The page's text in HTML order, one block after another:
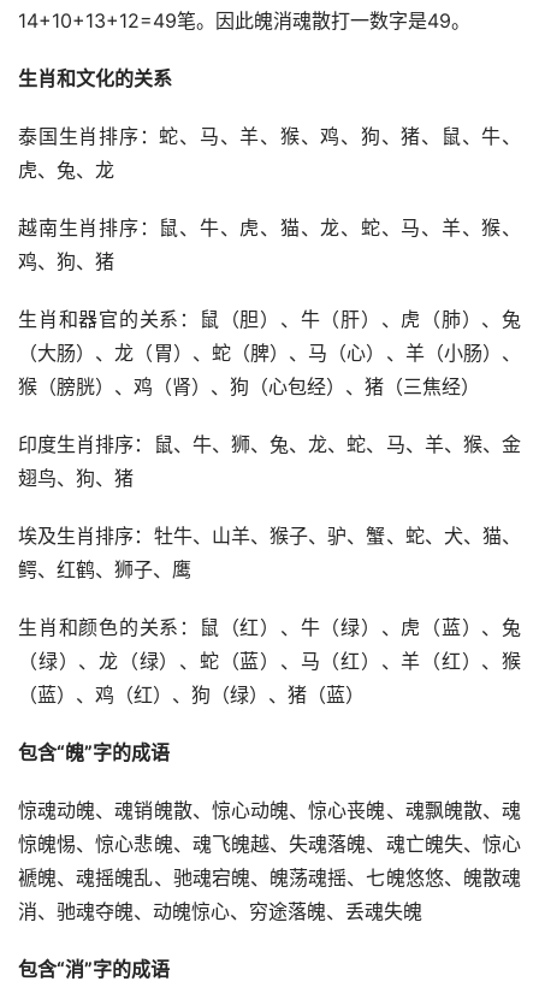
14+10+13+12=49笔。因此魄消魂散打一数字是49。
生肖和文化的关系
泰国生肖排序：蛇、马、羊、猴、鸡、狗、猪、鼠、牛、
虎、兔、龙
越南生肖排序：鼠、牛、虎、猫、龙、蛇、马、羊、猴、
鸡、狗、猪
生肖和器官的关系：鼠（胆）、牛（肝）、虎（肺）、兔
（大肠）、龙（胃）、蛇（脾）、马（心）、羊（小肠）、
猴（膀胱）、鸡（肾）、狗（心包经）、猪（三焦经）
印度生肖排序：鼠、牛、狮、兔、龙、蛇、马、羊、猴、金
翅鸟、狗、猪
埃及生肖排序：牡牛、山羊、猴子、驴、蟹、蛇、犬、猫、
鳄、红鹤、狮子、鹰
生肖和颜色的关系：鼠（红）、牛（绿）、虎（蓝）、兔
（绿）、龙（绿）、蛇（蓝）、马（红）、羊（红）、猴
（蓝）、鸡（红）、狗（绿）、猪（蓝）
包含“魄”字的成语
惊魂动魄、魂销魄散、惊心动魄、惊心丧魄、魂飘魄散、魂
惊魄惕、惊心悲魄、魂飞魄越、失魂落魄、魂亡魄失、惊心
褫魄、魂摇魄乱、驰魂宕魄、魄荡魂摇、七魄悠悠、魄散魂
消、驰魂夺魄、动魄惊心、穷途落魄、丢魂失魄
包含“消”字的成语